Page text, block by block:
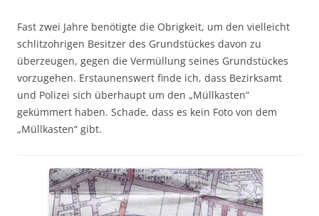
Fast zwei Jahre benötigte die Obrigkeit, um den vielleicht
schlitzohrigen Besitzer des Grundstückes davon zu
überzeugen, gegen die Vermüllung seines Grundstückes
vorzugehen. Erstaunenswert finde ich, dass Bezirksamt
und Polizei sich überhaupt um den „Müllkasten“
gekümmert haben. Schade, dass es kein Foto von dem
„Müllkasten“ gibt.